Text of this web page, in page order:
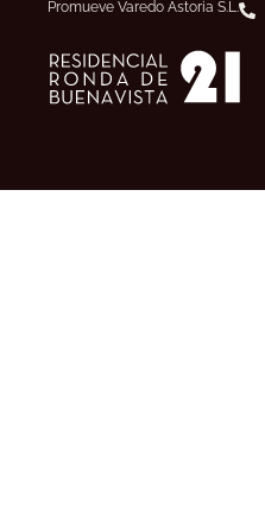
Promueve Varedo Astoria S.L.